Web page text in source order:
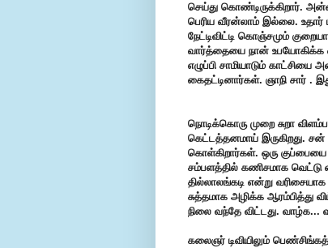
செய்து கொண்டிருக்கிறார்.
பெரிய வீரன்லாம் இல்லை.
நேட்டிவிட்டி கொஞ்சமும்
வார்த்தையை நான் உபயோகிக்க
எழுப்பி சாமியாடும் காட்சியை
கைதட்டினார்கள். ஞாநி சார் .
நொடிக்கொரு முறை சுறா
கெட்டத்தனமாய் இருகிறது. சன்
கொள்கிறார்கள். ஒரு குப்பையை
சம்பளத்தில் கணிசமாக வெட்டு
தில்லாலங்கடி என்று
சுத்தமாக அழிக்க ஆரம்பித்து
நிலை வந்தே விட்டது. வாழ்க...
கலைஞர் டிவியிலும்